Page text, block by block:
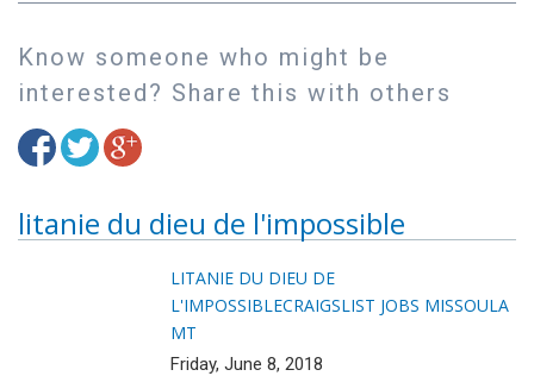
Know someone who might be
interested? Share this with others
litanie du dieu de l'impossible
LITANIE DU DIEU DE
L'IMPOSSIBLECRAIGSLIST JOBS MISSOULA
MT
Friday, June 8, 2018